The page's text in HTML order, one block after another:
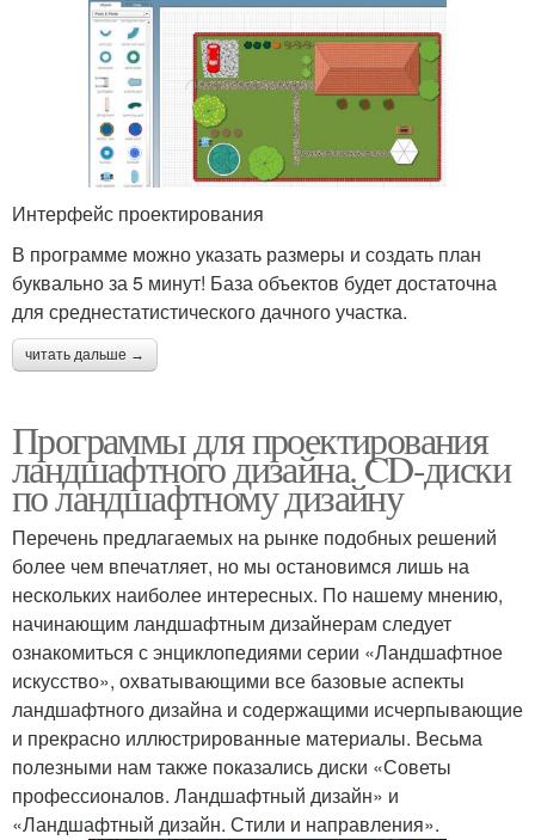
Интерфейс проектирования
В программе можно указать размеры и создать план
буквально за 5 минут! База объектов будет достаточна
для среднестатистического дачного участка.
читать дальше →
Программы для проектирования
ландшафтного дизайна. CD-диски
по ландшафтному дизайну
Перечень предлагаемых на рынке подобных решений
более чем впечатляет, но мы остановимся лишь на
нескольких наиболее интересных. По нашему мнению,
начинающим ландшафтным дизайнерам следует
ознакомиться с энциклопедиями серии «Ландшафтное
искусство», охватывающими все базовые аспекты
ландшафтного дизайна и содержащими исчерпывающие
и прекрасно иллюстрированные материалы. Весьма
полезными нам также показались диски «Советы
профессионалов. Ландшафтный дизайн» и
«Ландшафтный дизайн. Стили и направления».